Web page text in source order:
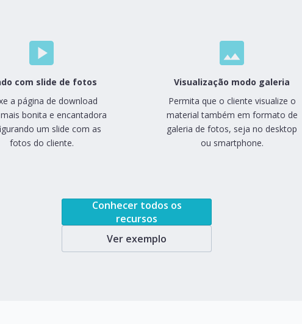
com slide de fotos
a página de download
bonita e encantadora
um slide com as
fotos do cliente.
Visualização modo galeria
Permita que o cliente visualize o
material também em formato de
galeria de fotos, seja no desktop
ou smartphone.
Conhecer todos os
recursos
Ver exemplo